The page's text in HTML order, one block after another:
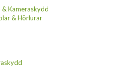
Kameraskydd
& Hörlurar